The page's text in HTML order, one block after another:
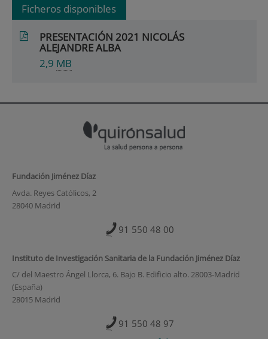
Ficheros disponibles
PRESENTACIÓN 2021 NICOLÁS
ALEJANDRE ALBA
2,9 MB
Fundación Jiménez Díaz
Avda. Reyes Católicos, 2
28040 Madrid
91 550 48 00
Instituto de Investigación Sanitaria de la Fundación Jiménez Díaz
C/ del Maestro Ángel Llorca, 6. Bajo B. Edificio alto. 28003-Madrid
(España)
28015 Madrid
91 550 48 97